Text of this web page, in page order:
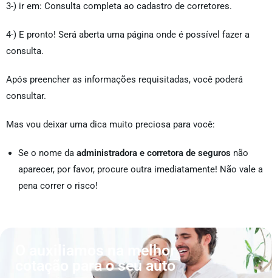
3-) ir em: Consulta completa ao cadastro de corretores.
4-) E pronto! Será aberta uma página onde é possível fazer a
consulta.
Após preencher as informações requisitadas, você poderá
consultar.
Mas vou deixar uma dica muito preciosa para você:
Se o nome da administradora e corretora de seguros não
aparecer, por favor, procure outra imediatamente! Não vale a
pena correr o risco!
O auxiliamos na melhor
cotação para o seu auto